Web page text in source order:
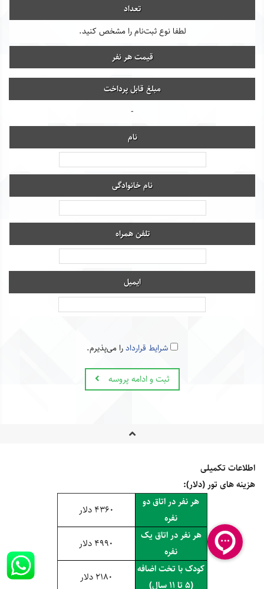
تعداد
لطفا نوع ثبت‌نام را مشخص کنید.
قیمت هر نفر
مبلغ قابل پرداخت
-
نام
نام خانوادگی
تلفن همراه
ایمیل
شرایط قراردادرا می‌پذیرم.
ثبت و ادامه پروسه
اطلاعات تکمیلی
هزینه های تور (دلار):
هر نفر در اتاق دو
نفره
4360 دلار
هر نفر در اتاق یک
نفره
4990 دلار
کودک با تخت اضافه
(5 تا 11 سال)
2180 دلار